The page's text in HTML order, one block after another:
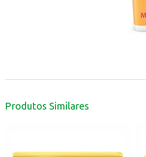
Produtos Similares